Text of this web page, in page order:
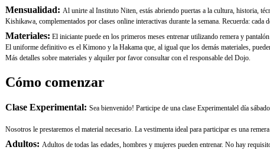
Mensualidad: Al unirte al Instituto Niten, estás abriendo puertas a la cultura, historia,
Kishikawa, complementados por clases online interactivas durante la semana. Recuerda:
Materiales: El iniciante puede en los primeros meses entrenar utilizando remera y
El uniforme definitivo es el Kimono y la Hakama que, al igual que los demás materiales,
Más detalles sobre materiales y alquiler por favor consultar con el responsable del Dojo.
Cómo comenzar
Clase Experimental: Sea bienvenido! Participe de una clase Experimentalel día
Nosotros le prestaremos el material necesario. La vestimenta ideal para participar es una
Adultos: Adultos de todas las edades, hombres y mujeres pueden entrenar. No hay